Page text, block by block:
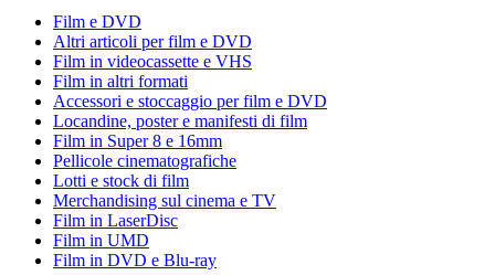
Film e DVD
Altri articoli per film e DVD
Film in videocassette e VHS
Film in altri formati
Accessori e stoccaggio per film e DVD
Locandine, poster e manifesti di film
Film in Super 8 e 16mm
Pellicole cinematografiche
Lotti e stock di film
Merchandising sul cinema e TV
Film in LaserDisc
Film in UMD
Film in DVD e Blu-ray